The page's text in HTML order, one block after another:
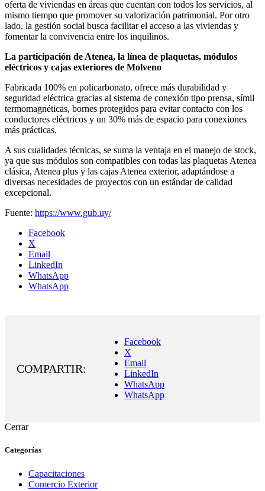
oferta de viviendas en áreas que cuentan con todos los servicios, al
mismo tiempo que promover su valorización patrimonial. Por otro
lado, la gestión social busca facilitar el acceso a las viviendas y
fomentar la convivencia entre los inquilinos.
La participación de Atenea, la línea de plaquetas, módulos
eléctricos y cajas exteriores de Molveno
Fabricada 100% en policarbonato, ofrece más durabilidad y
seguridad eléctrica gracias al sistema de conexión tipo prensa, símil
termomagnéticas, bornes protegidos para evitar contacto con los
conductores eléctricos y un 30% más de espacio para conexiones
más prácticas.
A sus cualidades técnicas, se suma la ventaja en el manejo de stock,
ya que sus módulos son compatibles con todas las plaquetas Atenea
clásica, Atenea plus y las cajas Atenea exterior, adaptándose a
diversas necesidades de proyectos con un estándar de calidad
excepcional.
Fuente: https://www.gub.uy/
Facebook
X
Email
LinkedIn
WhatsApp
WhatsApp
Facebook
X
Email
LinkedIn
WhatsApp
WhatsApp
Cerrar
Categorías
Capacitaciones
Comercio Exterior